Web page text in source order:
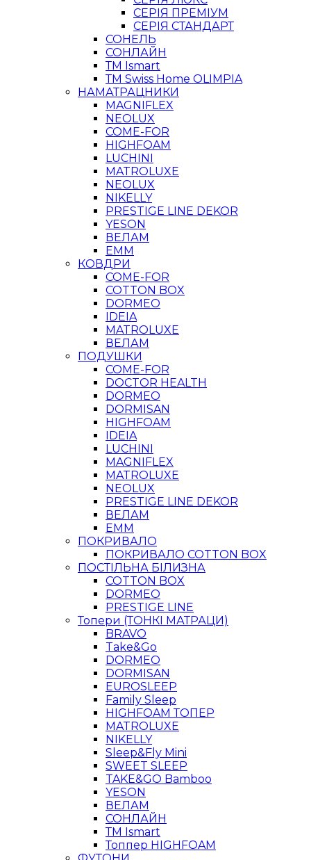
СЕРІЯ ПРЕМІУМ
СЕРІЯ СТАНДАРТ
СОНЕЛЬ
СОНЛАЙН
ТМ Ismart
ТМ Swiss Home OLIMPIA
НАМАТРАЦНИКИ
MAGNIFLEX
NEOLUX
COME-FOR
HIGHFOAM
LUCHINI
MATROLUXE
NEOLUX
NIKELLY
PRESTIGE LINE DEKOR
YESON
ВЕЛАМ
ЕММ
КОВДРИ
COME-FOR
COTTON BOX
DORMEO
IDEIA
MATROLUXE
ВЕЛАМ
ПОДУШКИ
COME-FOR
DOCTOR HEALTH
DORMEO
DORMISAN
HIGHFOAM
IDEIA
LUCHINI
MAGNIFLEX
MATROLUXE
NEOLUX
PRESTIGE LINE DEKOR
ВЕЛАМ
ЕММ
ПОКРИВАЛО
ПОКРИВАЛО COTTON BOX
ПОСТІЛЬНА БІЛИЗНА
COTTON BOX
DORMEO
PRESTIGE LINE
Топери (ТОНКІ МАТРАЦИ)
BRAVO
Take&Go
DORMEO
DORMISAN
EUROSLEEP
Family Sleep
HIGHFOAM ТОПЕР
MATROLUXE
NIKELLY
Sleep&Fly Mini
SWEET SLEEP
TAKE&GO Bamboo
YESON
ВЕЛАМ
СОНЛАЙН
ТМ Ismart
Топпер HIGHFOAM